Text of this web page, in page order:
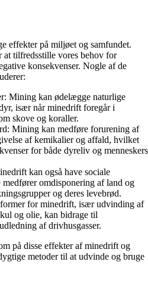
effekter på miljøet og samfundet.
tilfredsstille vores behov for
konsekvenser. Nogle af de
Mining kan ødelægge naturlige
især når minedrift foregår i
skove og koraller.
Mining kan medføre forurening af
af kemikalier og affald, hvilket
for både dyreliv og menneskers
kan også have sociale
medfører omdisponering af land og
og deres levebrød.
for minedrift, især udvinding af
og olie, kan bidrage til
af drivhusgasser.
på disse effekter af minedrift og
metoder til at udvinde og bruge